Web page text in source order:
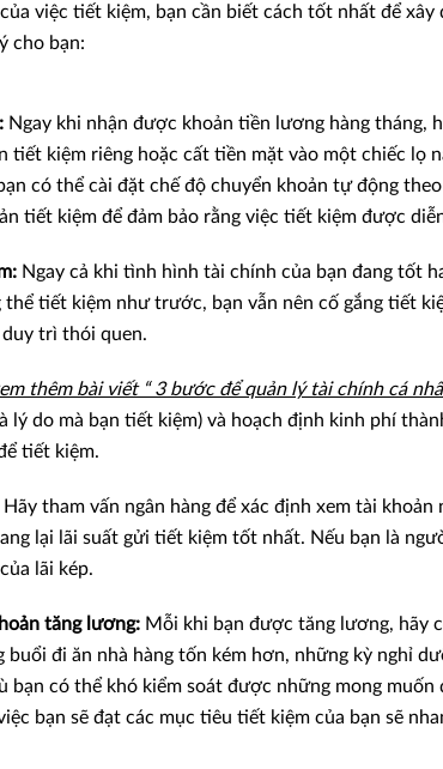
việc tiết kiệm, bạn cần biết cách tốt nhất để
cho bạn:
Ngay khi nhận được khoản tiền lương hàng tháng,
tiết kiệm riêng hoặc cất tiền mặt vào một chiếc lọ
có thể cài đặt chế độ chuyển khoản tự động
tiết kiệm để đảm bảo rằng việc tiết kiệm được
Ngay cả khi tình hình tài chính của bạn đang tốt
tiết kiệm như trước, bạn vẫn nên cố gắng tiết
trì thói quen.
thêm bài viết “ 3 bước để quản lý tài chính cá
lý do mà bạn tiết kiệm) và hoạch định kinh phí
tiết kiệm.
tham vấn ngân hàng để xác định xem tài
lại lãi suất gửi tiết kiệm tốt nhất. Nếu bạn là
lãi kép.
tăng lương:Mỗi khi bạn được tăng lương, hãy
buổi đi ăn nhà hàng tốn kém hơn, những kỳ nghỉ
bạn có thể khó kiểm soát được những mong
bạn sẽ đạt các mục tiêu tiết kiệm của bạn sẽ